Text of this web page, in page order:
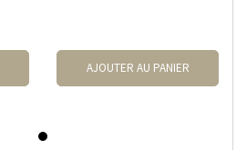
AJOUTER AU PANIER